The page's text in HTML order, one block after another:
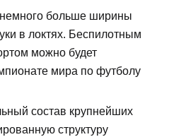
больше ширины
в локтях. Беспилотным
можно будет
мира по футболу
состав крупнейших
структуру